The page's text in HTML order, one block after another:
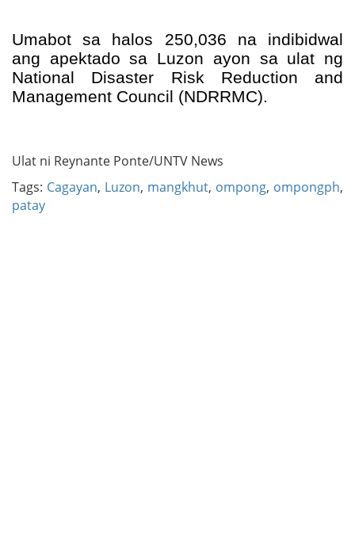
Umabot sa halos 250,036 na indibidwal
ang apektado sa Luzon ayon sa ulat ng
National Disaster Risk Reduction and
Management Council (NDRRMC).
Ulat ni Reynante Ponte/UNTV News
Tags: Cagayan, Luzon, mangkhut, ompong, ompongph,
patay